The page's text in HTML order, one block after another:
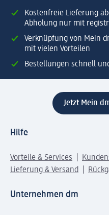
Kostenfreie Lieferung
Abholung nur mit
Verknüpfung von Mein
mit vielen Vorteilen
Bestellungen schnell
Jetzt Mein
Hilfe
Vorteile & Services
Lieferung & Versand
Unternehmen dm